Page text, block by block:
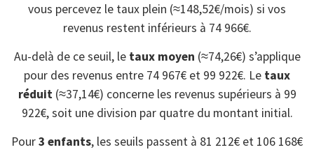
vous percevez le taux plein (≈148,52€/mois) si vos
revenus restent inférieurs à 74 966€.
Au-delà de ce seuil, le taux moyen (≈74,26€) s’applique
pour des revenus entre 74 967€ et 99 922€. Le taux
réduit(≈37,14€) concerne les revenus supérieurs à 99
922€, soit une division par quatre du montant initial.
Pour3 enfants, les seuils passent à 81 212€ et 106 168€